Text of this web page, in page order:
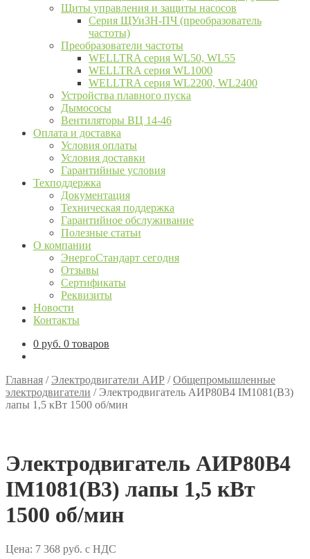
Щиты управления и защиты насосов
Серия ЩУиЗН-ПЧ (преобразователь
частоты)
Преобразователи частоты
WELLTRA cерия WL50, WL55
WELLTRA cерия WL1000
WELLTRA серия WL2200, WL2400
Устройства плавного пуска
Дымососы
Вентиляторы ВЦ 14-46
Оплата и доставка
Условия оплаты
Условия доставки
Гарантийные условия
Техподдержка
Документация
Техническая поддержка
Гарантийное обслуживание
Полезные статьи
О компании
ЭнергоСтандарт сегодня
Отзывы
Сертификаты
Реквизиты
Новости
Контакты
0 руб. 0 товаров
Главная / Электродвигатели АИР /Общепромышленные
электродвигатели / Электродвигатель АИР80В4 IM1081(B3)
лапы 1,5 кВт 1500 об/мин
Электродвигатель АИР80В4
IM1081(B3) лапы 1,5 кВт
1500 об/мин
Цена: 7 368 руб. с НДС